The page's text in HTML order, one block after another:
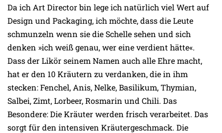
Da ich Art Director bin lege ich natürlich viel Wert auf
Design und Packaging, ich möchte, dass die Leute
schmunzeln wenn sie die Schelle sehen und sich
denken »ich weiß genau, wer eine verdient hätte«.
Dass der Likör seinem Namen auch alle Ehre macht,
hat er den 10 Kräutern zu verdanken, die in ihm
stecken: Fenchel, Anis, Nelke, Basilikum, Thymian,
Salbei, Zimt, Lorbeer, Rosmarin und Chili. Das
Besondere: Die Kräuter werden frisch verarbeitet. Das
sorgt für den intensiven Kräutergeschmack. Die